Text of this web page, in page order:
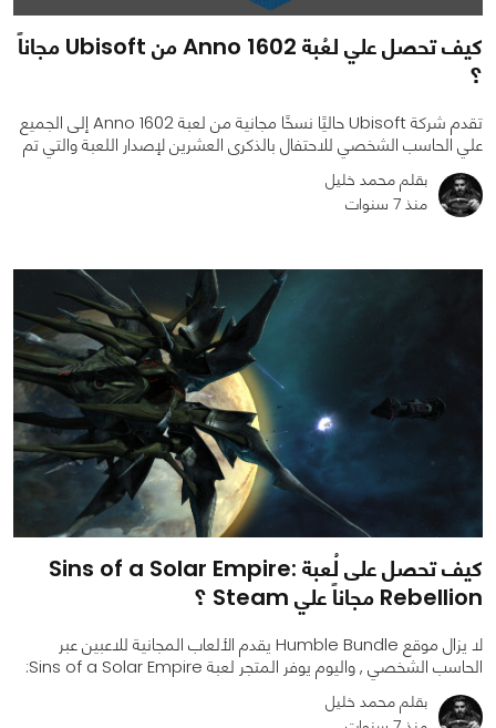
كيف تحصل علي لعُبة Anno 1602 من Ubisoft مجاناً
؟
تقدم شركة Ubisoft حاليًا نسخًا مجانية من لعبة Anno 1602 إلى الجميع
علي الحاسب الشخصي للاحتفال بالذكرى العشرين لإصدار اللعبة والتي تم
بقلم محمد خليل
منذ 7 سنوات
كيف تحصل على لُعبة Sins of a Solar Empire:
Rebellion مجاناً علي Steam ؟
لا يزال موقع Humble Bundle يقدم الألعاب المجانية للاعبين عبر
الحاسب الشخصي , واليوم يوفر المتجر لعبة Sins of a Solar Empire:
بقلم محمد خليل